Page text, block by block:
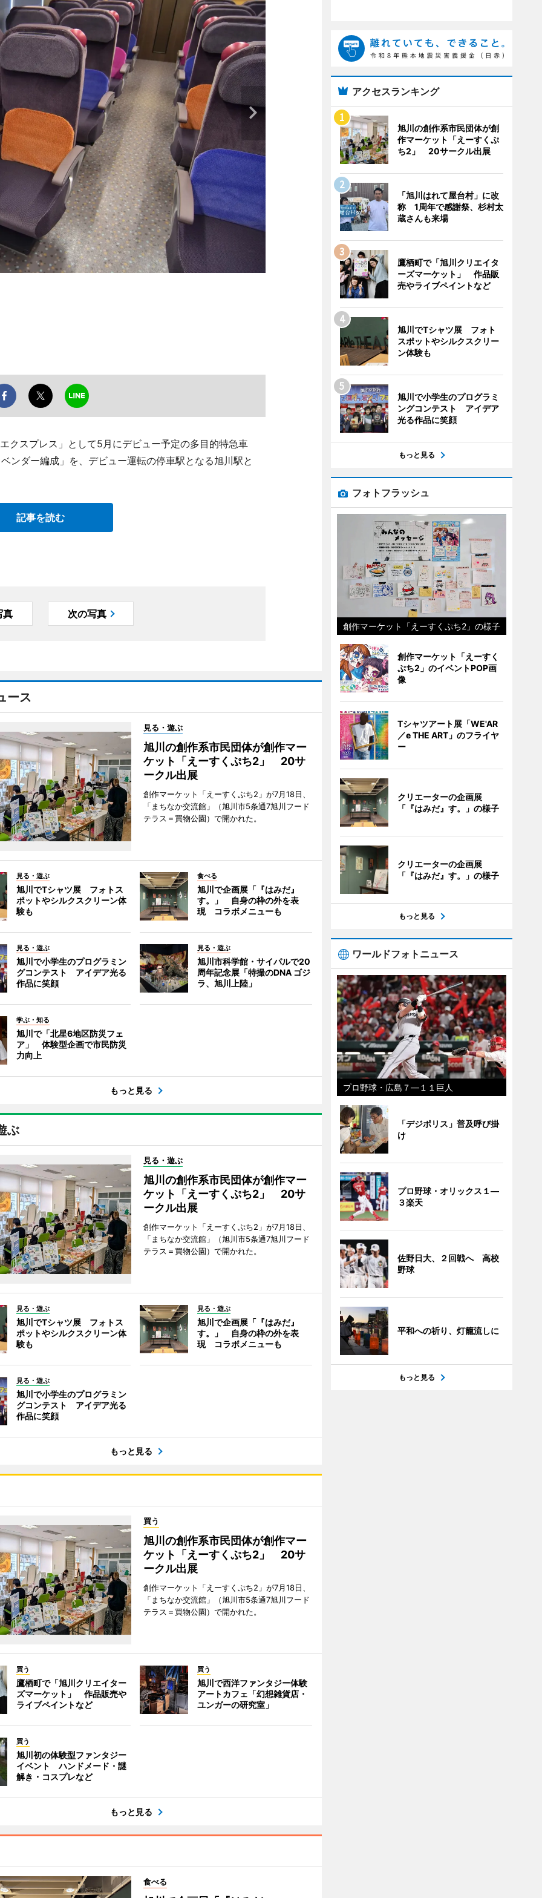
クスプレス」として5月にデビュー予定の多目的特急車
ンダー編成」を、デビュー運転の停車駅となる旭川駅と
記事を読む
真 次の写真
ース
見る・遊ぶ
旭川の創作系市民団体が創作マー
ケット「えーすくぷち2」 20サ
ークル出展
創作マーケット「えーすくぷち2」が7月18日、
「まちなか交流館」（旭川市5条通7旭川フード
テラス＝買物公園）で開かれた。
見る・遊ぶ
旭川でTシャツ展 フォトス
ポットやシルクスクリーン体
験も
食べる
旭川で企画展「『はみだ』
す。」 自身の枠の外を表
現 コラボメニューも
見る・遊ぶ
旭川で小学生のプログラミン
グコンテスト アイデア光る
作品に笑顔
見る・遊ぶ
旭川市科学館・サイパルで20
周年記念展「特撮のDNA ゴジ
ラ、旭川上陸」
学ぶ・知る
旭川で「北星6地区防災フェ
ア」 体験型企画で市民防災
力向上
もっと見る
ぶ
見る・遊ぶ
旭川の創作系市民団体が創作マー
ケット「えーすくぷち2」 20サ
ークル出展
創作マーケット「えーすくぷち2」が7月18日、
「まちなか交流館」（旭川市5条通7旭川フード
テラス＝買物公園）で開かれた。
見る・遊ぶ
旭川でTシャツ展 フォトス
ポットやシルクスクリーン体
験も
見る・遊ぶ
旭川で企画展「『はみだ』
す。」 自身の枠の外を表
現 コラボメニューも
見る・遊ぶ
旭川で小学生のプログラミン
グコンテスト アイデア光る
作品に笑顔
もっと見る
買う
旭川の創作系市民団体が創作マー
ケット「えーすくぷち2」 20サ
ークル出展
創作マーケット「えーすくぷち2」が7月18日、
「まちなか交流館」（旭川市5条通7旭川フード
テラス＝買物公園）で開かれた。
買う
鷹栖町で「旭川クリエイター
ズマーケット」 作品販売や
ライブペイントなど
買う
旭川で西洋ファンタジー体験
アートカフェ「幻想雑貨店・
ユンガーの研究室」
買う
旭川初の体験型ファンタジー
イベント ハンドメード・謎
解き・コスプレなど
もっと見る
食べる
アクセスランキング
旭川の創作系市民団体が創
作マーケット「えーすくぷ
ち2」 20サークル出展
「旭川はれて屋台村」に改
称 1周年で感謝祭、杉村太
蔵さんも来場
鷹栖町で「旭川クリエイタ
ーズマーケット」 作品販
売やライブペイントなど
旭川でTシャツ展 フォト
スポットやシルクスクリー
ン体験も
旭川で小学生のプログラミ
ングコンテスト アイデア
光る作品に笑顔
もっと見る
フォトフラッシュ
創作マーケット「えーすくぷち2」の様子
創作マーケット「えーすく
ぷち2」のイベントPOP画
像
Tシャツアート展「WE'AR
／e THE ART」のフライヤ
ー
クリエーターの企画展
「『はみだ』す。」の様子
クリエーターの企画展
「『はみだ』す。」の様子
もっと見る
ワールドフォトニュース
プロ野球・広島７―１１巨人
「デジポリス」普及呼び掛
け
プロ野球・オリックス１―
３楽天
佐野日大、２回戦へ 高校
野球
平和への祈り、灯籠流しに
もっと見る